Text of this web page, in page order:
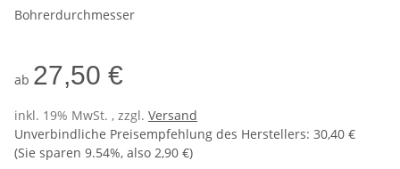
Bohrerdurchmesser
ab 27,50 €
inkl. 19% MwSt. , zzgl. Versand
Unverbindliche Preisempfehlung des Herstellers: 30,40 €
(Sie sparen 9.54%, also 2,90 €)